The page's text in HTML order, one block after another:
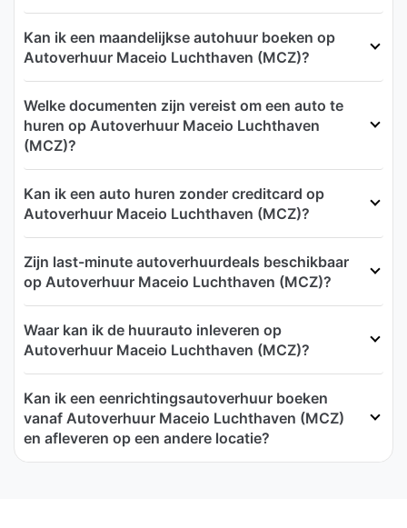
Kan ik een maandelijkse autohuur boeken op
Autoverhuur Maceio Luchthaven (MCZ)?
Welke documenten zijn vereist om een auto te
huren op Autoverhuur Maceio Luchthaven
(MCZ)?
Kan ik een auto huren zonder creditcard op
Autoverhuur Maceio Luchthaven (MCZ)?
Zijn last-minute autoverhuurdeals beschikbaar
op Autoverhuur Maceio Luchthaven (MCZ)?
Waar kan ik de huurauto inleveren op
Autoverhuur Maceio Luchthaven (MCZ)?
Kan ik een eenrichtingsautoverhuur boeken
vanaf Autoverhuur Maceio Luchthaven (MCZ)
en afleveren op een andere locatie?